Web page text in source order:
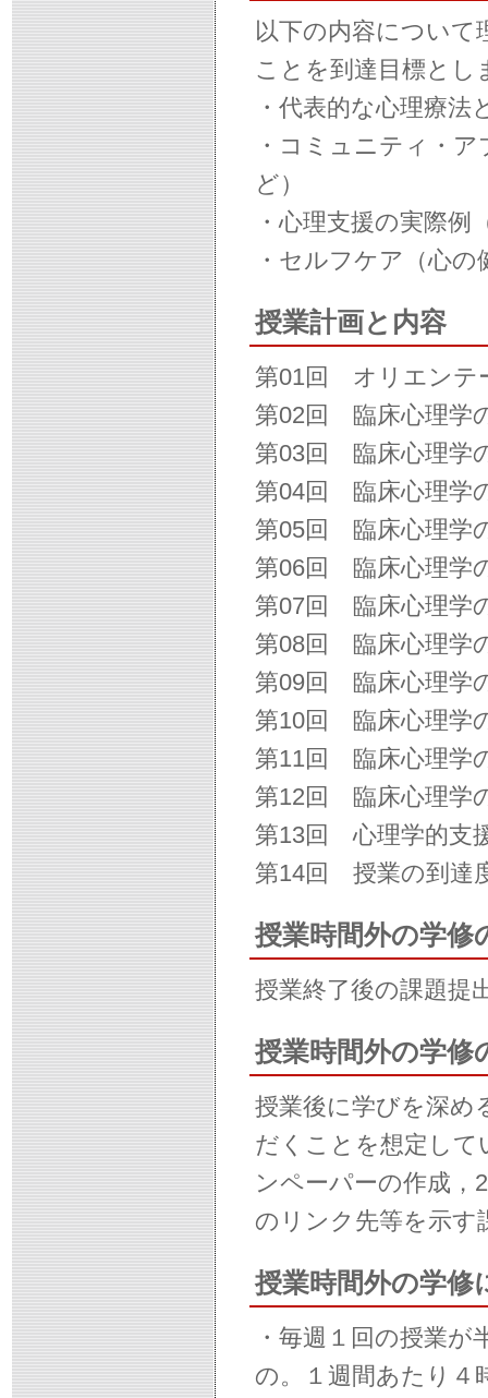
以下の内容について
ことを到達目標とし
・代表的な心理療
・コミュニティ・
ど）
・心理支援の実際
・セルフケア（心
授業計画と内容
第01回 オリエンテ
第02回 臨床心理学
第03回 臨床心理学
第04回 臨床心理学
第05回 臨床心理学
第06回 臨床心理学
第07回 臨床心理学
第08回 臨床心理学
第09回 臨床心理学
第10回 臨床心理学
第11回 臨床心理学
第12回 臨床心理学
第13回 心理学的支
第14回 授業の到達
授業時間外の学修
授業終了後の課題提
授業時間外の学修
授業後に学びを深め
だくことを想定して
ンペーパーの作成，
のリンク先等を示す
授業時間外の学修
・毎週１回の授業
の。１週間あたり４